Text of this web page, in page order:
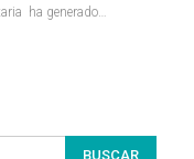
ha generado…